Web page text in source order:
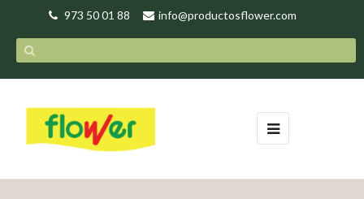
973 50 01 88 info@productosflower.com
Toggle
navigation
☰